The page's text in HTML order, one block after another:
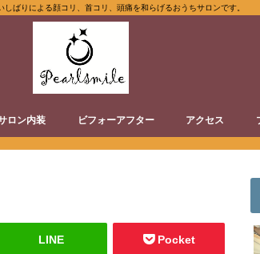
しばりによる顔コリ、首コリ、頭痛を和らげるおうちサロンです。
ロン内装 ビフォーアフター アクセス
LINE Pocket